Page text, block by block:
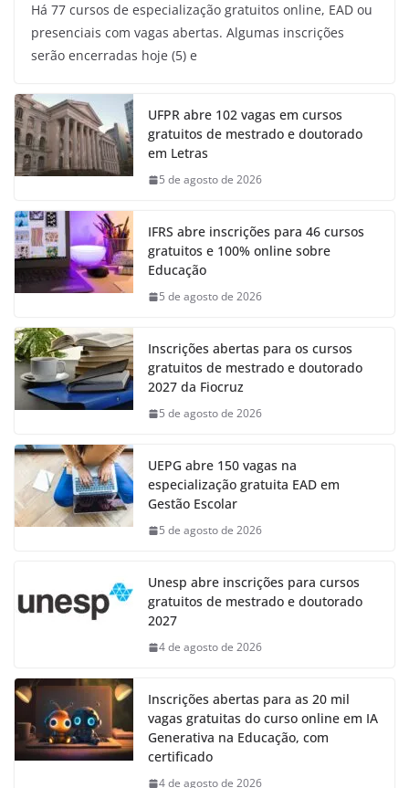
Há 77 cursos de especialização gratuitos online, EAD ou
presenciais com vagas abertas. Algumas inscrições
serão encerradas hoje (5) e
UFPR abre 102 vagas em cursos
gratuitos de mestrado e doutorado
em Letras
5 de agosto de 2026
IFRS abre inscrições para 46 cursos
gratuitos e 100% online sobre
Educação
5 de agosto de 2026
Inscrições abertas para os cursos
gratuitos de mestrado e doutorado
2027 da Fiocruz
5 de agosto de 2026
UEPG abre 150 vagas na
especialização gratuita EAD em
Gestão Escolar
5 de agosto de 2026
Unesp abre inscrições para cursos
gratuitos de mestrado e doutorado
2027
4 de agosto de 2026
Inscrições abertas para as 20 mil
vagas gratuitas do curso online em IA
Generativa na Educação, com
certificado
4 de agosto de 2026